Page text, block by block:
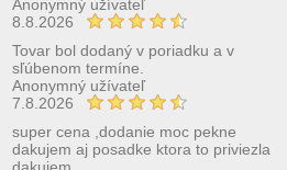
Anonymný užívateľ
8.8.2026
Tovar bol dodaný v poriadku a v
sľúbenom termíne.
Anonymný užívateľ
7.8.2026
super cena ,dodanie moc pekne
dakujem aj posadke ktora to priviezla